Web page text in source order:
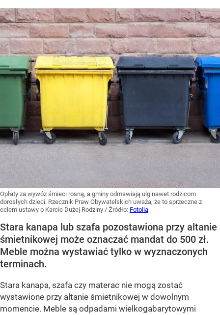
Opłaty za wywóz śmieci rosną, a gminy odmawiają ulg nawet rodzicom
dorosłych dzieci. Rzecznik Praw Obywatelskich uważa, że to sprzeczne z
celem ustawy o Karcie Dużej Rodziny / Źródło: Fotolia
Stara kanapa lub szafa pozostawiona przy altanie
śmietnikowej może oznaczać mandat do 500 zł.
Meble można wystawiać tylko w wyznaczonych
terminach.
Stara kanapa, szafa czy materac nie mogą zostać
wystawione przy altanie śmietnikowej w dowolnym
momencie. Meble są odpadami wielkogabarytowymi